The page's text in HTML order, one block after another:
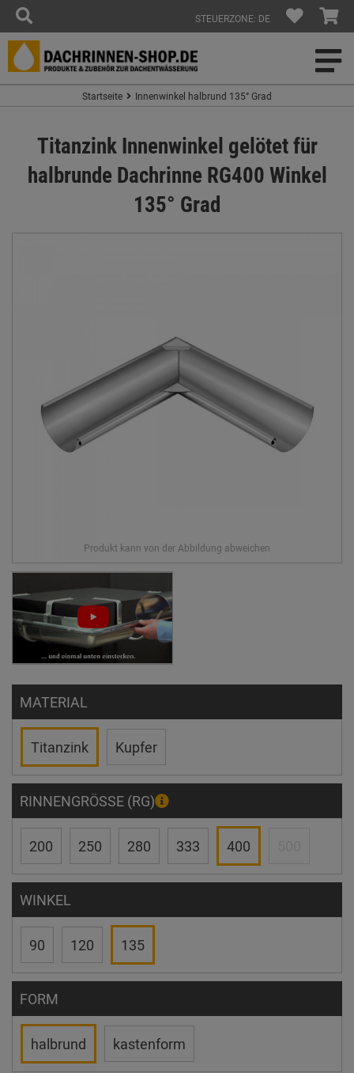
STEUERZONE: DE
Startseite Innenwinkel halbrund 135° Grad
Titanzink Innenwinkel gelötet für
halbrunde Dachrinne RG400 Winkel
135° Grad
MATERIAL
Titanzink Kupfer
RINNENGRÖSSE (RG)
200 250 280 333 400
WINKEL
90 120 135
FORM
halbrund kastenform